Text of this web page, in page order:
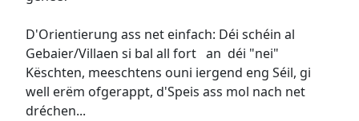
D'Orientierung ass net einfach: Déi schéin al
Gebaier/Villaen si bal all fort an déi "nei"
Këschten, meeschtens ouni iergend eng Séil, gi
well erëm ofgerappt, d'Speis ass mol nach net
dréchen...